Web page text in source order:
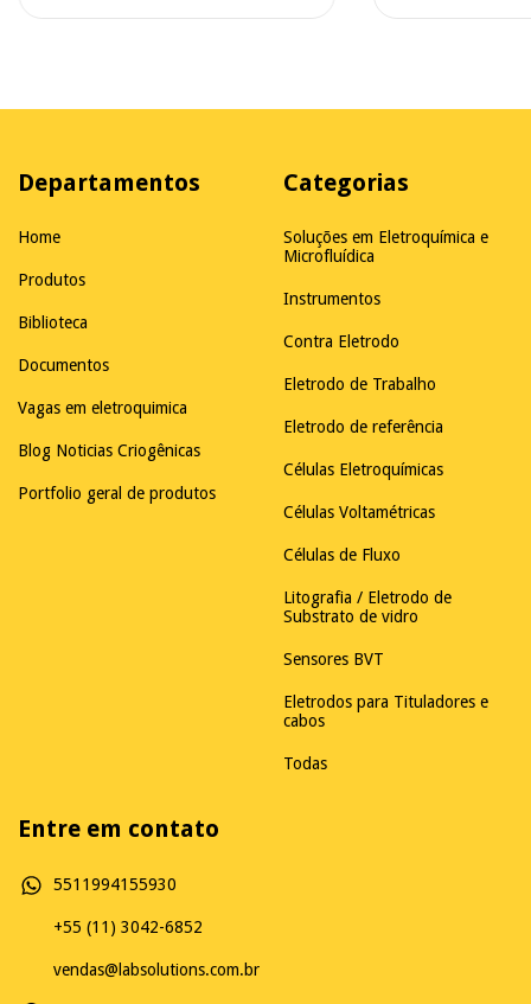
Departamentos
Home
Produtos
Biblioteca
Documentos
Vagas em eletroquimica
Blog Noticias Criogênicas
Portfolio geral de produtos
Categorias
Soluções em Eletroquímica e
Microfluídica
Instrumentos
Contra Eletrodo
Eletrodo de Trabalho
Eletrodo de referência
Células Eletroquímicas
Células Voltamétricas
Células de Fluxo
Litografia / Eletrodo de
Substrato de vidro
Sensores BVT
Eletrodos para Tituladores e
cabos
Todas
Entre em contato
5511994155930
+55 (11) 3042-6852
vendas@labsolutions.com.br